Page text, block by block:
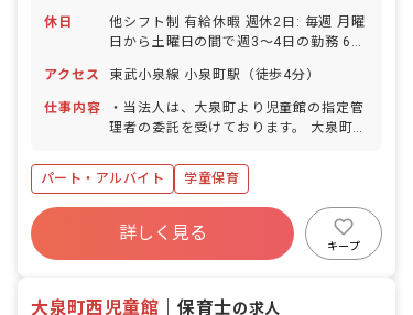
休日
他シフト制 有給休暇 週休2日: 毎週 月曜
日から土曜日の間で週3～4日の勤務 6か
アクセス
東武小泉線 小泉町駅（徒歩4分）
仕事内容
・当法人は、大泉町より児童館の指定管
理者の委託を受けております。 大泉町の
護者が家庭にいない児童（小学生）に対
し、遊びや生活指導により 児童の健全な
育成を図る仕事です。
パート・アルバイト 学童保育
詳しく見る
キープ
大泉町西児童館 ｜保育士の求人